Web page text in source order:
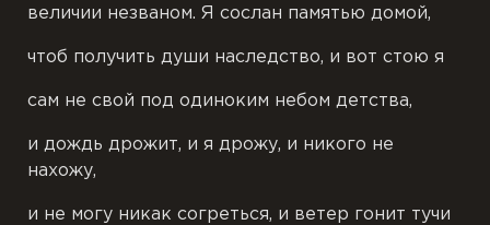
величии незваном. Я сослан памятью домой,
чтоб получить души наследство, и вот стою я
сам не свой под одиноким небом детства,
и дождь дрожит, и я дрожу, и никого не
нахожу,
и не могу никак согреться, и ветер гонит тучи